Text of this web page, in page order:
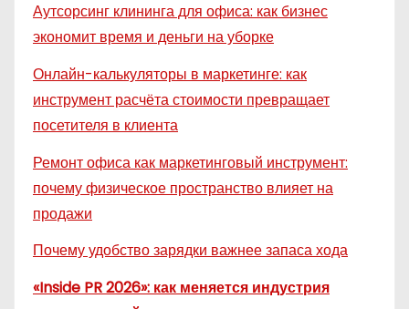
Аутсорсинг клининга для офиса: как бизнес
экономит время и деньги на уборке
Онлайн-калькуляторы в маркетинге: как
инструмент расчёта стоимости превращает
посетителя в клиента
Ремонт офиса как маркетинговый инструмент:
почему физическое пространство влияет на
продажи
Почему удобство зарядки важнее запаса хода
«Inside PR 2026»: как меняется индустрия